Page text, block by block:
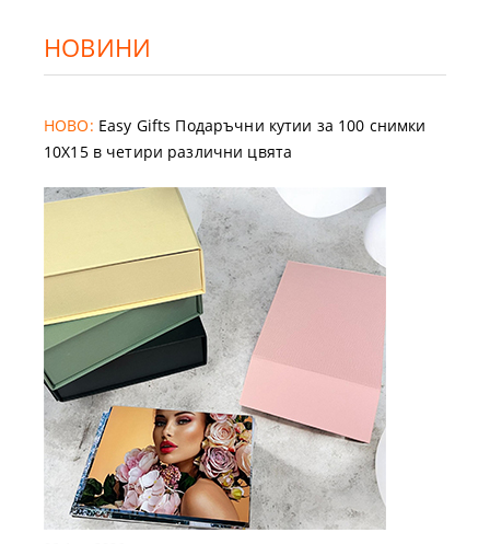
НОВИНИ
НОВО: Easy Gifts Подаръчни кутии за 100 снимки
10X15 в четири различни цвята